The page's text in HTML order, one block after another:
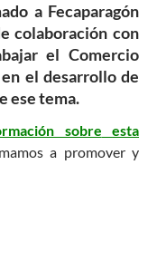
a Fecaparagón
colaboración con
el Comercio
el desarrollo de
ese tema.
sobre
esta
a promover y